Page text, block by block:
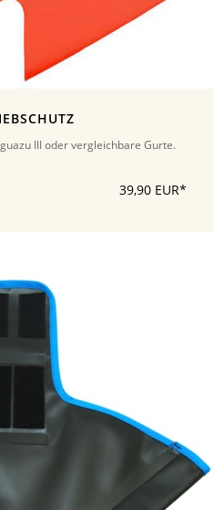
III oder vergleichbare Gurte.
39,90 EUR*